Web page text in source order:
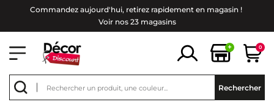
Commandez aujourd'hui, retirez rapidement en magasin !
Voir nos 23 magasins
+ 0
Rechercher